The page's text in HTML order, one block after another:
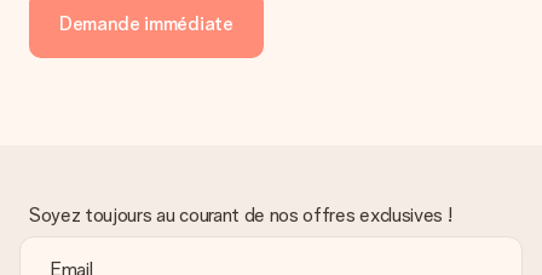
Demande immédiate
Soyez toujours au courant de nos offres exclusives !